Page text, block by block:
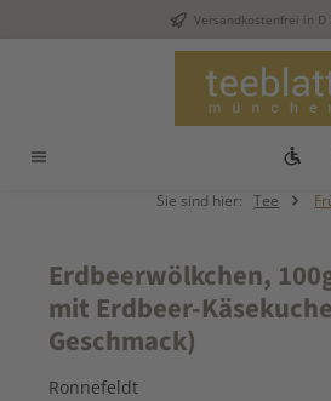
Zum Hauptinhalt springenVersandkostenfrei in D
Sie sind hier: Tee
Erdbeerwölkchen,
mit Erdbeer-
Geschmack)
Ronnefeldt